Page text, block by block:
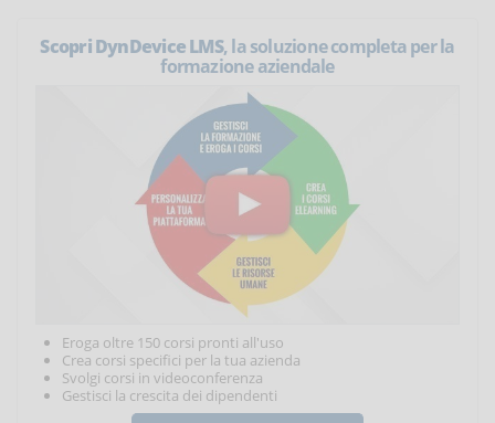
Scopri DynDevice LMS, la soluzione completa per la
formazione aziendale
Eroga oltre 150 corsi pronti all'uso
Crea corsi specifici per la tua azienda
Svolgi corsi in videoconferenza
Gestisci la crescita dei dipendenti